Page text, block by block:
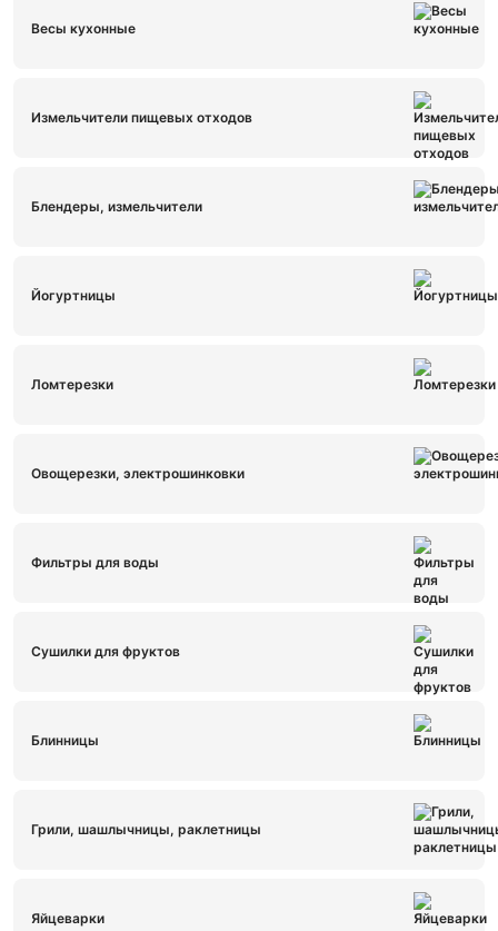
Весы кухонные
Измельчители пищевых отходов
Блендеры, измельчители
Йогуртницы
Ломтерезки
Овощерезки, электрошинковки
Фильтры для воды
Сушилки для фруктов
Блинницы
Грили, шашлычницы, раклетницы
Яйцеварки